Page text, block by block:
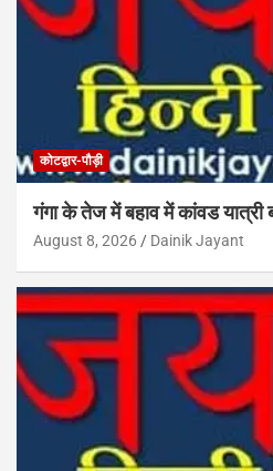
कोटद्वार-पौड़ी
गंगा के तेज में बहाव में कांवड
August 8, 2026 Dainik Jayant